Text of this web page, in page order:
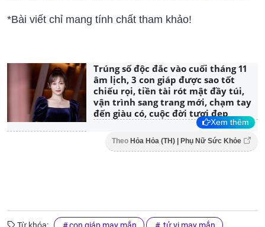
*Bài viết chỉ mang tính chất tham khảo!
Trúng số độc đắc vào cuối tháng 11
âm lịch, 3 con giáp được sao tốt
chiếu rọi, tiền tài rót mật đầy túi,
vận trình sang trang mới, chạm tay
đến giàu có, cuộc đời tươi đẹp
Xem thêm
Theo Hỏa Hỏa (TH) | Phụ Nữ Sức Khỏe